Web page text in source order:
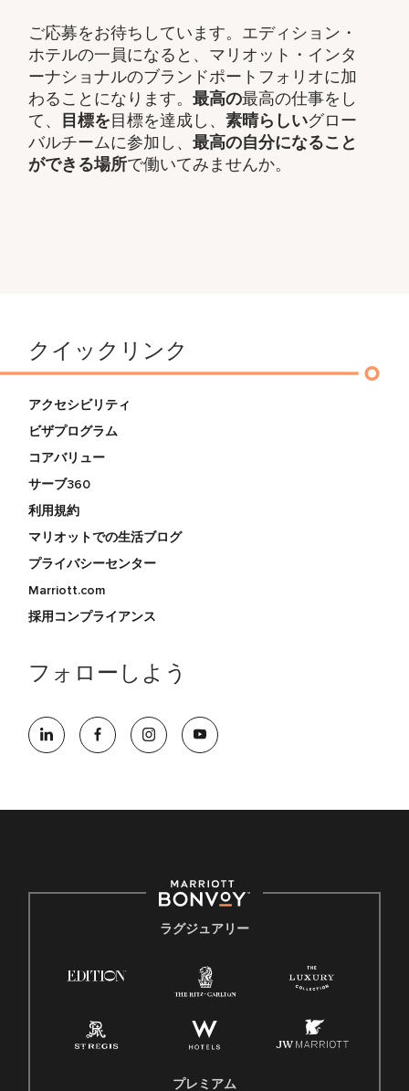
ご応募をお待ちしています。エディション・
ホテルの一員になると、マリオット・インタ
ーナショナルのブランドポートフォリオに加
わることになります。最高の最高の仕事をし
て、​ 目標を目標を達成し、素晴らしいグロー
バルチームに参加し、​最高の自分になること
ができる場所で働いてみませんか。
クイックリンク
アクセシビリティ
ビザプログラム
コアバリュー
サーブ360
利用規約
マリオットでの生活ブログ
プライバシーセンター
Marriott.com
採用コンプライアンス
フォローしよう
ラグジュアリー
プレミアム